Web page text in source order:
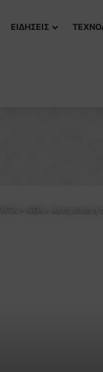
ΕΙΔΗΣΕΙΣ
> NEA Αυτή είναι η